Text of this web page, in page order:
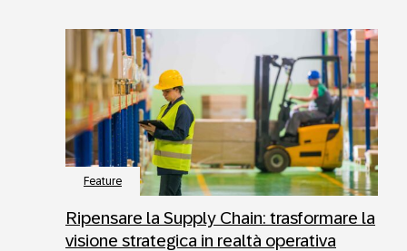
Feature
Ripensare la Supply Chain: trasformare la
visione strategica in realtà operativa